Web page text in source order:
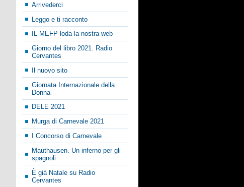
Arrivederci
Leggo e ti racconto
IL MEFP loda la nostra web
Giorno del libro 2021. Radio
Cervantes
Il nuovo sito
Giornata Internazionale della
Donna
DELE 2021
Murga di Carnevale 2021
I Concorso di Carnevale
Mauthausen. Un inferno per gli
spagnoli
È già Natale su Radio
Cervantes